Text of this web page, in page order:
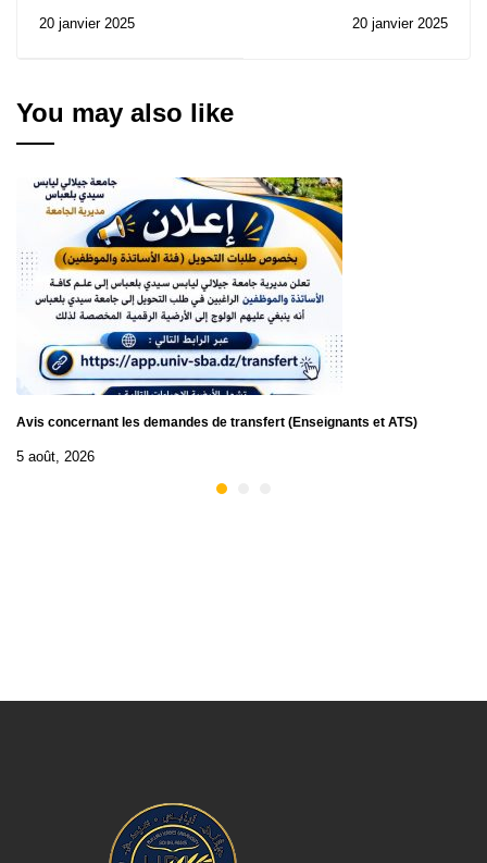
œuvre des dispositions
20 janvier 2025
sport universitaire
20 janvier 2025
You may also like
Avis concernant les demandes de transfert (Enseignants et ATS)
5 août, 2026